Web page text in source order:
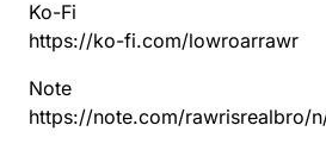
Ko-Fi
https://ko-fi.com/lowroarrawr
Note
https://note.com/rawrisrealbro/